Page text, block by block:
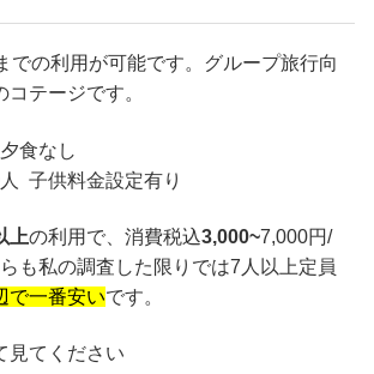
での利用が可能です。グループ旅行向
テージです。
食なし
子供料金設定有り
上の利用で、消費税込3,000~7,000円/
も私の調査した限りでは7人以上定員
で一番安いです。
てください